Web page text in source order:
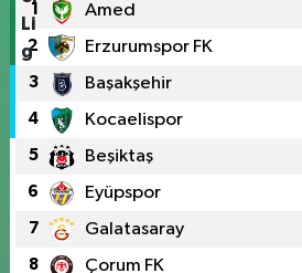
1 Amed
2 Erzurumspor FK
3 Başakşehir
4 Kocaelispor
5 Beşiktaş
6 Eyüpspor
7 Galatasaray
8 Çorum FK